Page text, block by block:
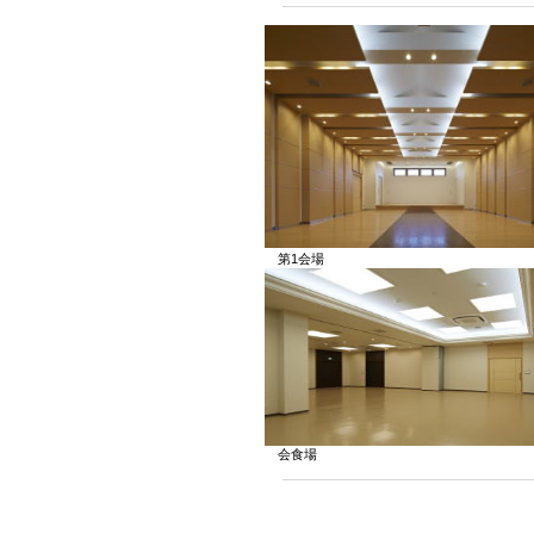
第1会場 第
会食場